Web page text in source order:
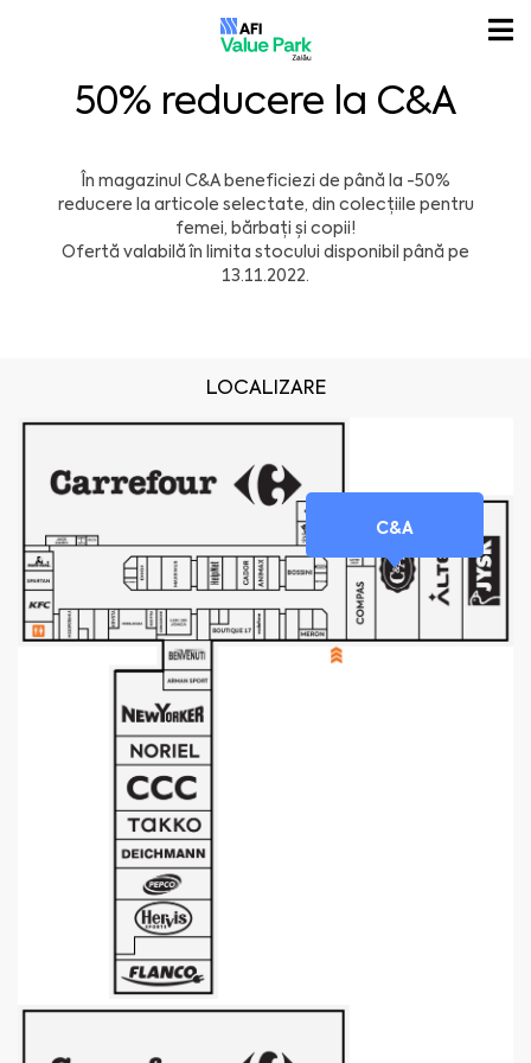
50% reducere la C&A
În magazinul C&A beneficiezi de până la -50%
reducere la articole selectate, din colecțiile pentru
femei, bărbați și copii!
Ofertă valabilă în limita stocului disponibil până pe
13.11.2022.
LOCALIZARE
C&A